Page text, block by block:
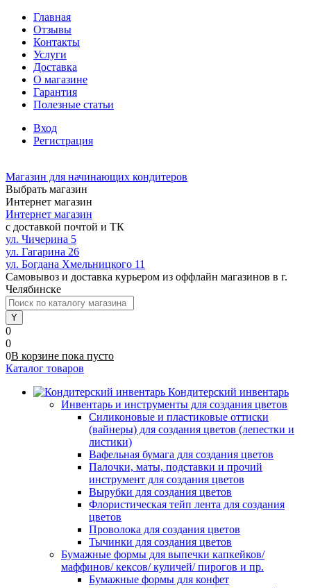
Главная
Отзывы
Контакты
Услуги
Доставка
О магазине
Гарантия
Полезные статьи
Вход
Регистрация
Магазин для начинающих кондитеров
Выбрать магазин
Интернет магазин
Интернет магазин
с доставкой почтой и ТК
ул. Чичерина 5
ул. Гагарина 26
ул. Богдана Хмельницкого 11
Самовывоз и доставка курьером из оффлайн магазинов в г.
Челябинске
0
0
0В корзине пока пусто
Каталог товаров
Кондитерский инвентарь
Инвентарь и инструменты для создания цветов
Силиконовые и пластиковые оттиски
(вайнеры) для создания цветов (лепестки и
листики)
Вафельная бумага для создания цветов
Палочки, маты, подставки и прочий
инструмент для создания цветов
Вырубки для создания цветов
Флористическая тейп лента для создания
цветов
Проволока для создания цветов
Тычинки для создания цветов
Бумажные формы для выпечки капкейков/
маффинов/ кексов/ куличей/ пирогов и пр.
Бумажные формы для конфет